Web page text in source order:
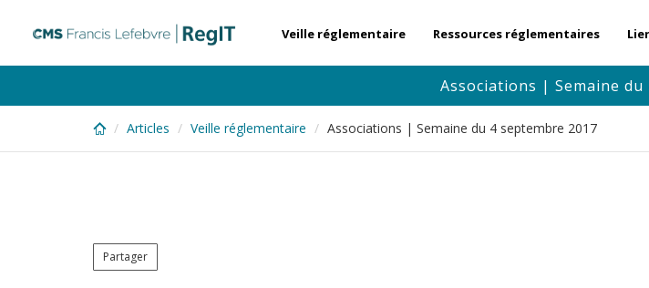
content
Veille réglementaire Ressources réglementaires
Associations | Semaine du
Articles Veille réglementaire Associations | Semaine du 4 septembre 2017
Partager